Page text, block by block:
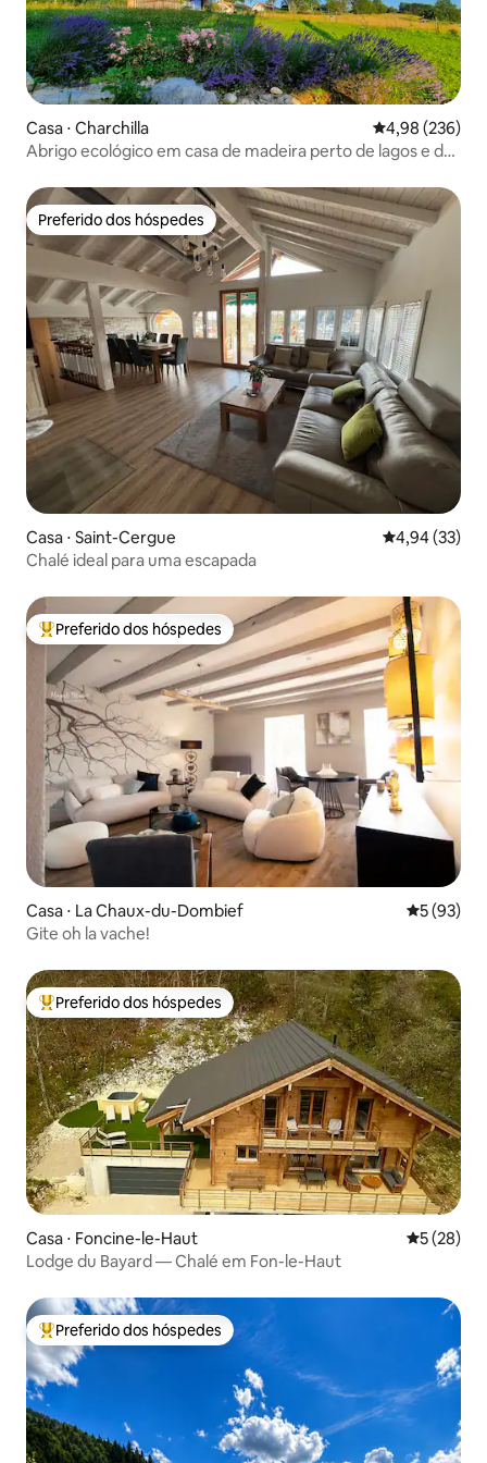
Casa ⋅ Charchilla 4,98 de uma
4,98 (236)
Abrigo ecológico em casa de madeira perto de lagos e da
Preferido dos hóspedes
Preferido dos hóspedes
Casa ⋅ Saint-Cergue 4,94 de uma
4,94 (33)
Chalé ideal para uma escapada
Entre os melhores preferidos dos hóspedes
Preferido dos hóspedes
Casa ⋅ La Chaux-du-Dombief 5 de uma
5 (93)
Gite oh la vache!
Entre os melhores preferidos dos hóspedes
Preferido dos hóspedes
Casa ⋅ Foncine-le-Haut 5 de uma
5 (28)
Lodge du Bayard — Chalé em Fon-le-Haut
Entre os melhores preferidos dos hóspedes
Preferido dos hóspedes